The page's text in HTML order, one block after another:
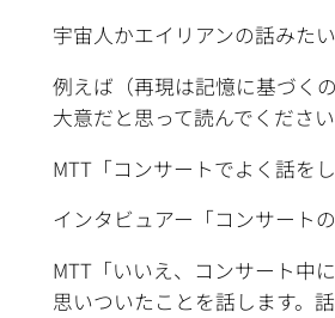
宇宙人かエイリアンの話みたい
例えば（再現は記憶に基づく
大意だと思って読んでください
MTT「コンサートでよく話をし
インタビュアー「コンサート
MTT「いいえ、コンサート中
思いついたことを話します。